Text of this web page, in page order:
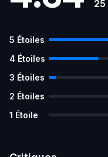
25
5 Étoiles
4 Étoiles
3 Étoiles
2 Étoiles
1 Étoile